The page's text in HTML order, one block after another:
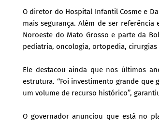
O diretor do Hospital Infantil Cosme e
mais segurança. Além de ser
Noroeste do Mato Grosso e parte da
pediatria, oncologia, ortopedia,
Ele destacou ainda que nos últimos
estrutura. ‘‘Foi investimento grande
um volume de recurso histórico’’,
O governador anunciou que está no